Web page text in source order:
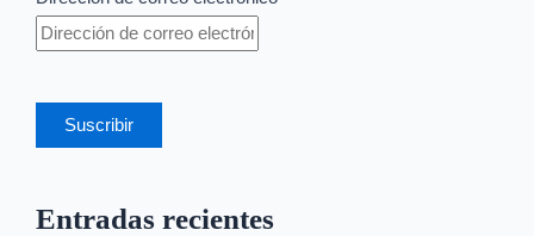
Suscribir
Entradas recientes